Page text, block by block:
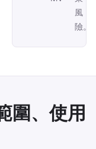
風
險。
圍、使用